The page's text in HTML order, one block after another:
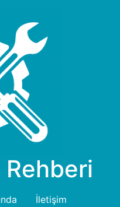
Rehberi
İletişim